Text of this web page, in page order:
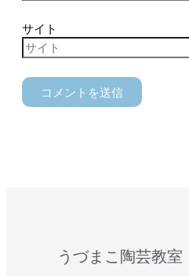
サイト
うづまこ陶芸教室